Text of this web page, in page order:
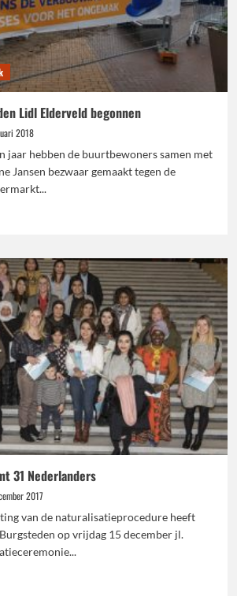
Lidl Elderveld begonnen
2018
jaar hebben de buurtbewoners samen met
Jansen bezwaar gemaakt tegen de
31 Nederlanders
2017
van de naturalisatieprocedure heeft
op vrijdag 15 december jl.